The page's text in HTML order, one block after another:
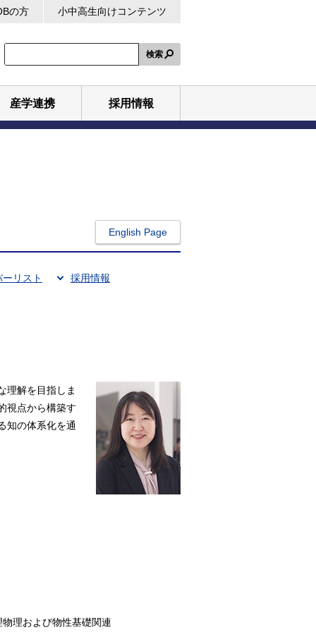
の方 小中高生向けコンテンツ
検索
産学連携 採用情報
English Page
ーリスト
採用情報
理解を目指しま
視点から構築す
知の体系化を通
物理および物性基礎関連